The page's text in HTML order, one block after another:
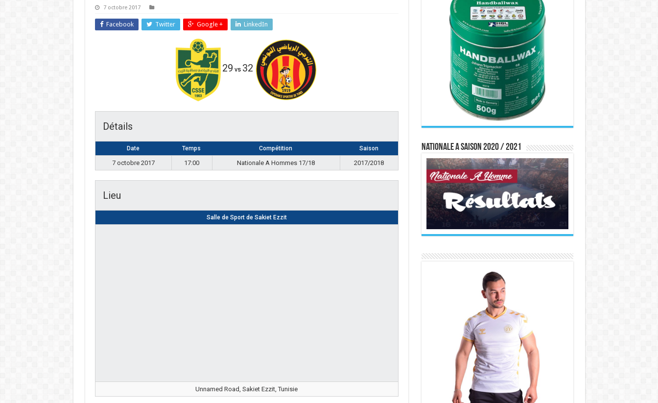
7 octobre 2017
Facebook Twitter Google + LinkedIn
29 vs 32
Détails
Date Temps Compétition Saison
7 octobre 2017 17:00 Nationale A Hommes 17/18 2017/2018
Lieu
Salle de Sport de Sakiet Ezzit
Unnamed Road, Sakiet Ezzit, Tunisie
Nationale A saison 2020 / 2021